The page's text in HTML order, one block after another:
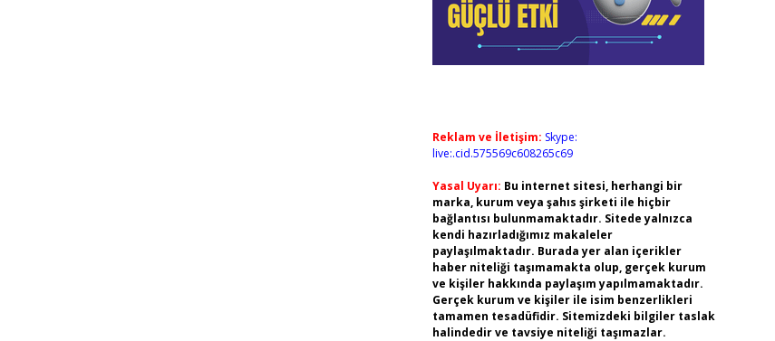
Reklam ve İletişim: Skype:
live:.cid.575569c608265c69
Yasal Uyarı: Bu internet sitesi, herhangi bir
marka, kurum veya şahıs şirketi ile hiçbir
bağlantısı bulunmamaktadır. Sitede yalnızca
kendi hazırladığımız makaleler
paylaşılmaktadır. Burada yer alan içerikler
haber niteliği taşımamakta olup, gerçek kurum
ve kişiler hakkında paylaşım yapılmamaktadır.
Gerçek kurum ve kişiler ile isim benzerlikleri
tamamen tesadüfidir. Sitemizdeki bilgiler taslak
halindedir ve tavsiye niteliği taşımazlar.